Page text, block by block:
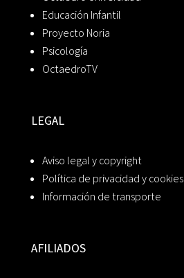
Educación Infantil
Proyecto Noria
Psicología
OctaedroTV
LEGAL
Aviso legal y copyright
Política de privacidad y cookies
Información de transporte
AFILIADOS